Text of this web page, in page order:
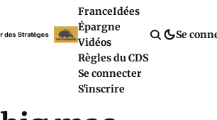
FranceIdées
Épargne
Vidéos
Règles du CDS
Se connecter
S'inscrire
Se